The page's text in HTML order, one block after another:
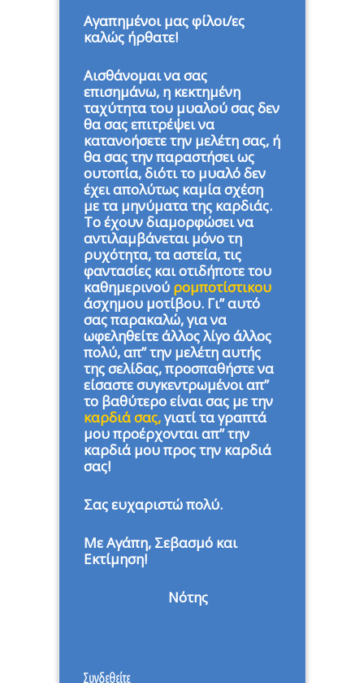
Αγαπημένοι μας φίλοι/ες
καλώς ήρθατε!
Αισθάνομαι να σας
επισημάνω, η κεκτημένη
ταχύτητα του μυαλού σας δεν
θα σας επιτρέψει να
κατανοήσετε την μελέτη σας, ή
θα σας την παραστήσει ως
ουτοπία, διότι το μυαλό δεν
έχει απολύτως καμία σχέση
με τα μηνύματα της καρδιάς.
Το έχουν διαμορφώσει να
αντιλαμβάνεται μόνο τη
ρυχότητα, τα αστεία, τις
φαντασίες και οτιδήποτε του
καθημερινού ρομποτίστικου
άσχημου μοτίβου. Γι” αυτό
σας παρακαλώ, για να
ωφεληθείτε άλλος λίγο άλλος
πολύ, απ” την μελέτη αυτής
της σελίδας, προσπαθήστε να
είσαστε συγκεντρωμένοι απ”
το βαθύτερο είναι σας με την
καρδιά σας,γιατί τα γραπτά
μου προέρχονται απ” την
καρδιά μου προς την καρδιά
σας!
Σας ευχαριστώ πολύ.
Με Αγάπη, Σεβασμό και
Εκτίμηση!
Νότης
Συνδεθείτε